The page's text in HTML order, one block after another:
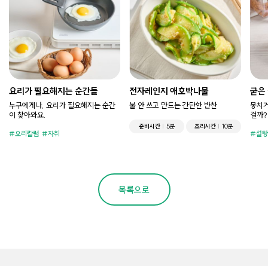
요리가 필요해지는 순간들
누구에게나, 요리가 필요해지는 순간
이 찾아와요.
요리칼럼 자취
전자레인지 애호박나물
불 안 쓰고 만드는 간단한 반찬
준비시간 5분 조리시간 10분
굳은
뭉치
걸까?
설탕
목록으로